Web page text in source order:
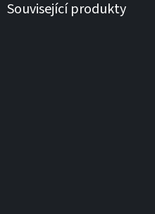
Související produkty